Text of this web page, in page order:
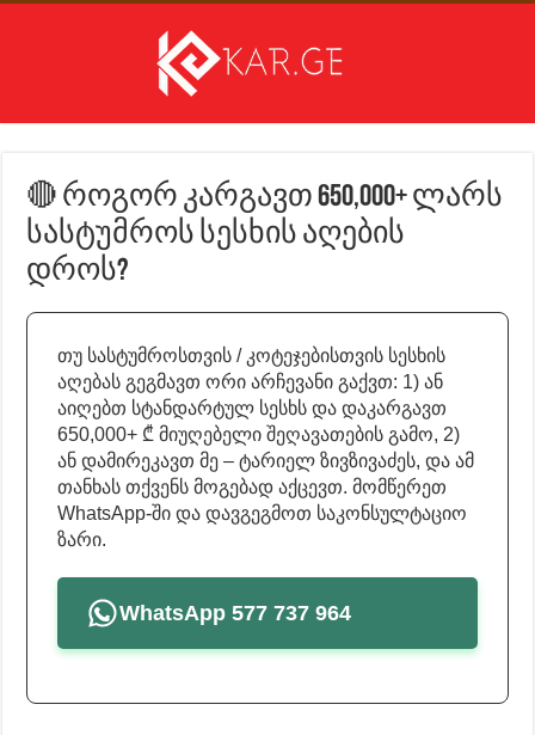
🔴 როგორ კარგავთ 650,000+ ლარს
სასტუმროს სესხის აღების
დროს?
თუ სასტუმროსთვის / კოტეჯებისთვის სესხის
აღებას გეგმავთ ორი არჩევანი გაქვთ: 1) ან
აიღებთ სტანდარტულ სესხს და დაკარგავთ
650,000+ ₾ მიუღებელი შეღავათების გამო, 2)
ან დამირეკავთ მე – ტარიელ ზივზივაძეს, და ამ
თანხას თქვენს მოგებად აქცევთ. მომწერეთ
WhatsApp-ში და დავგეგმოთ საკონსულტაციო
ზარი.
WhatsApp 577 737 964